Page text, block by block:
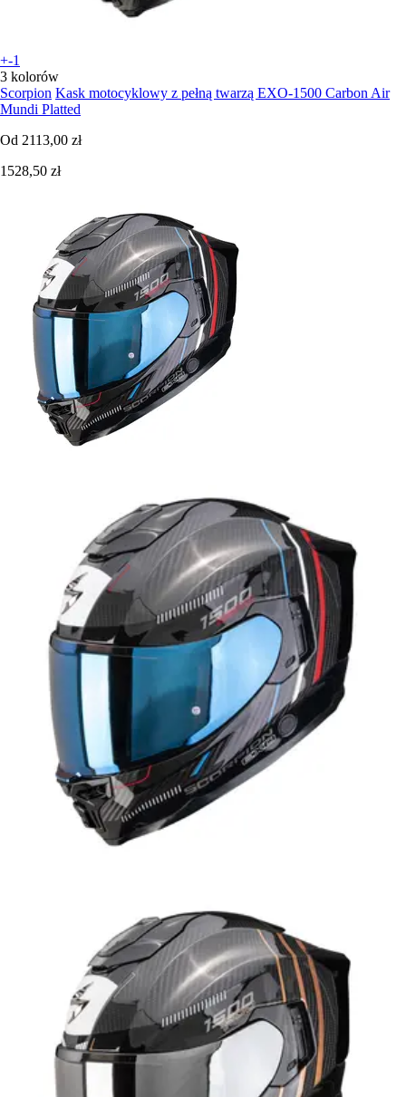
+-1
3 kolorów
Scorpion Kask motocyklowy z pełną twarzą EXO-1500 Carbon Air
Mundi Platted
Od 2113,00 zł
1528,50 zł